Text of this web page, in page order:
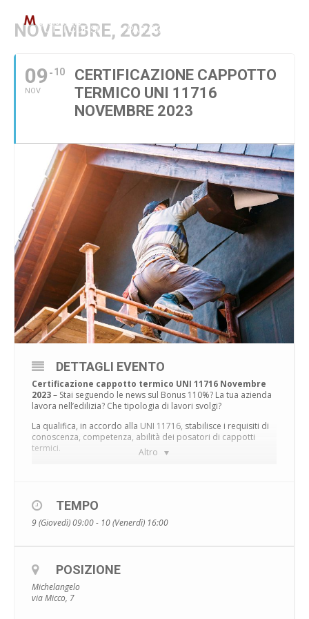
TUTTI CORSI PAR GOL
NOVEMBRE, 2023
09
NOV
10
CERTIFICAZIONE CAPPOTTO
TERMICO UNI 11716
NOVEMBRE 2023
Altro
DETTAGLI EVENTO
Certificazione cappotto termico UNI 11716 Novembre
2023– Stai seguendo le news sul Bonus 110%? La tua azienda
lavora nell’edilizia? Che tipologia di lavori svolgi?
La qualifica, in accordo alla UNI 11716, stabilisce i requisiti di
conoscenza, competenza, abilità dei posatori di cappotti
termici.
TERMICO NOVEMBRE 2023?
La certificazione è rivolta a coloro che già sono posatori di
La sessione si terrà sulla nostra piattaforma e-learning in
videoconferenza. Solo l’esame si terrà presso la nostra sede,
la Michelangelo di Somma Vesuviana (NA) con ente
riconosciuto
TEMPO
9 (Giovedì) 09:00 - 10 (Venerdì) 16:00
POSIZIONE
Michelangelo
via Micco, 7